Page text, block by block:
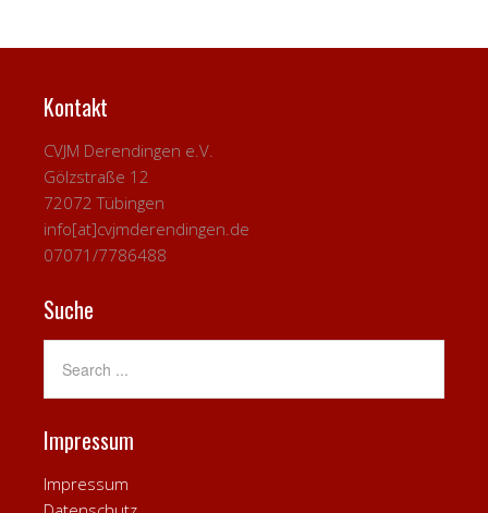
Kontakt
CVJM Derendingen e.V.
Gölzstraße 12
72072 Tübingen
info[at]cvjmderendingen.de
07071/7786488
Suche
Impressum
Impressum